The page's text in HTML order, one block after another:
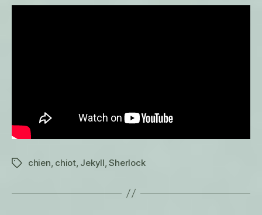
Étiquettes
chien, chiot, Jekyll,Sherlock